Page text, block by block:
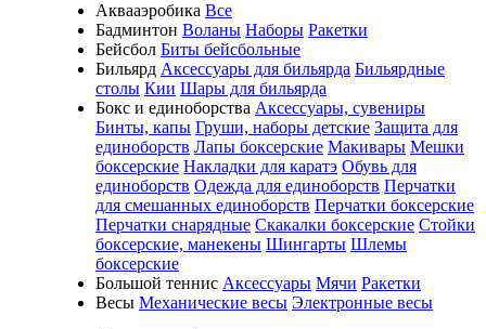
Аквааэробика Все
Бадминтон Воланы Наборы Ракетки
Бейсбол Биты бейсбольные
Бильярд Аксессуары для бильярда Бильярдные
столы Кии Шары для бильярда
Бокс и единоборства Аксессуары, сувениры
Бинты, капы Груши, наборы детские Защита для
единоборств Лапы боксерские Макивары Мешки
боксерские Накладки для каратэ Обувь для
единоборств Одежда для единоборств Перчатки
для смешанных единоборств Перчатки боксерские
Перчатки снарядные Скакалки боксерские Стойки
боксерские, манекены Шингарты Шлемы
боксерские
Большой теннис Аксессуары Мячи Ракетки
Весы Механические весы Электронные весы